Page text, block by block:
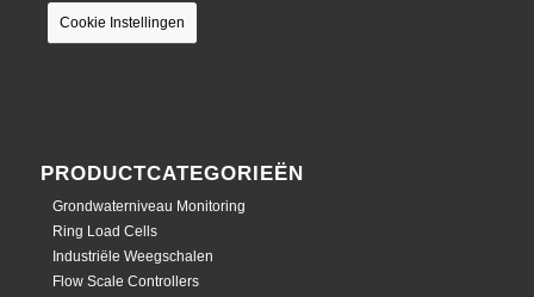
Cookie Instellingen
PRODUCTCATEGORIEËN
Grondwaterniveau Monitoring
Ring Load Cells
Industriële Weegschalen
Flow Scale Controllers